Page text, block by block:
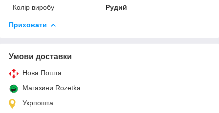
Колір виробу
Рудий
Приховати
Умови доставки
Нова Пошта
Магазини Rozetka
Укрпошта